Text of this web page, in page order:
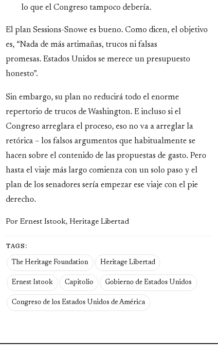
lo que el Congreso tampoco debería.
El plan Sessions-Snowe es bueno. Como dicen, el objetivo
es, “Nada de más artimañas, trucos ni falsas
promesas. Estados Unidos se merece un presupuesto
honesto”.
Sin embargo, su plan no reducirá todo el enorme
repertorio de trucos de Washington. E incluso si el
Congreso arreglara el proceso, eso no va a arreglar la
retórica – los falsos argumentos que habitualmente se
hacen sobre el contenido de las propuestas de gasto. Pero
hasta el viaje más largo comienza con un solo paso y el
plan de los senadores sería empezar ese viaje con el pie
derecho.
Por Ernest Istook, Heritage Libertad
TAGS:
The Heritage Foundation Heritage Libertad
Ernest Istook Capitolio Gobierno de Estados Unidos
Congreso de los Estados Unidos de América